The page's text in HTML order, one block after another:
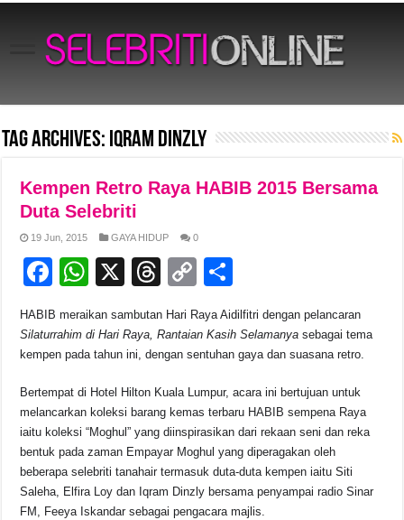
Tag Archives: Iqram Dinzly
Kempen Retro Raya HABIB 2015 Bersama
Duta Selebriti
19 Jun, 2015 GAYA HIDUP 0
F
c
e
b
o
o
k
W
at
s
A
p
p
X
T
e
a
d
s
C
p
y
Li
n
k
ar
e
HABIB meraikan sambutan Hari Raya Aidilfitri dengan pelancaran
Silaturrahim di Hari Raya, Rantaian Kasih Selamanyasebagai tema
kempen pada tahun ini, dengan sentuhan gaya dan suasana retro.
Bertempat di Hotel Hilton Kuala Lumpur, acara ini bertujuan untuk
melancarkan koleksi barang kemas terbaru HABIB sempena Raya
iaitu koleksi “Moghul” yang diinspirasikan dari rekaan seni dan reka
bentuk pada zaman Empayar Moghul yang diperagakan oleh
beberapa selebriti tanahair termasuk duta-duta kempen iaitu Siti
Saleha, Elfira Loy dan Iqram Dinzly bersama penyampai radio Sinar
FM, Feeya Iskandar sebagai pengacara majlis.